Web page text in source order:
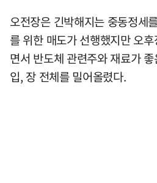
오전장은 긴박해지는 중동정세
를 위한 매도가 선행했지만 오
면서 반도체 관련주와 재료가
입, 장 전체를 밀어올렸다.